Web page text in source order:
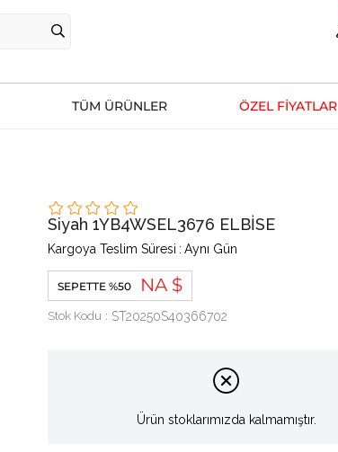
TÜM ÜRÜNLER ÖZEL FİYATLAR
Siyah 1YB4WSEL3676 ELBİSE
Kargoya Teslim Süresi : Aynı Gün
SEPETTE %50 NA $
Stok Kodu ST20250S40366702
Ürün stoklarımızda kalmamıştır.